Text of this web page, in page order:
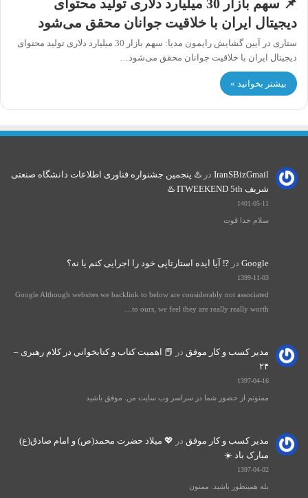
📌 سهم بازار 30 میلیارد دلاری تولید محتوای
دیجیتال ایران با خلاقیت جوانان محقق می‌شود
ستاری در آیین گشایش رایمون مدیا: سهم بازار 30 میلیارد دلاری تولید محتوای
دیجیتال ایران با خلاقیت جوانان محقق می‌شود…
بیشتر بخوانید »
IranSBizGmail در♨️ پنجمین جشنواره فناوری اطلاعات دانشگاه صنعتی
شریف ITWEEKEND 5th ♨️
1401-05-11
سلام خدا قوت
Google در⁉️ آیا ایده استارتاپی خود را اجرایی کنم یا نه؟
1399-11-03
Google Although websites we backlink to below are considerably not associated
to ours, we feel they are really really worth…
مدیر کسب و کار موفق در 📕 اهميت كتاب و كتابخواني در كلام رهبری –
۲۴
1397-04-16
ممنونم از حضور شما در سراسر وب سایت من. موفق باشید
مدیر کسب و کار موفق در 💖 میلاد حضرت محمد(ص) و امام صادق(ع)
مبارک باد ☀️
1397-04-02
بله همینطور باشید. ممنون